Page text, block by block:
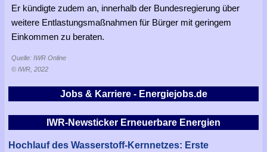
Er kündigte zudem an, innerhalb der Bundesregierung über
weitere Entlastungsmaßnahmen für Bürger mit geringem
Einkommen zu beraten.
Quelle: IWR Online
© IWR, 2022
Jobs & Karriere - Energiejobs.de
IWR-Newsticker Erneuerbare Energien
Hochlauf des Wasserstoff-Kernnetzes: Erste